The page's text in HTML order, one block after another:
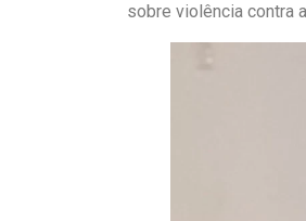
sobre violência contra